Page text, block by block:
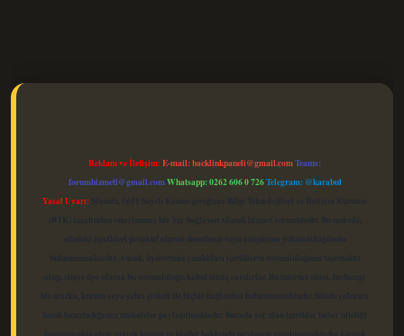
Reklam ve İletişim:E-mail:backlinkpaneli@gmail.comTeams:
forumhizmeti@gmail.comWhatsapp: 0262 606 0 726Telegram: @karabul
Yasal Uyarı: